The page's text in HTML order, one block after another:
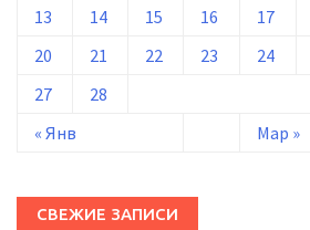
« Янв Мар »
13
14 15 16 17
20
21 22 23 24
27
28
СВЕЖИЕ ЗАПИСИ